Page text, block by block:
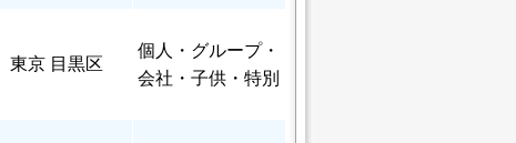
東京 目黒区
個人
・グループ・
会社・子供・特別